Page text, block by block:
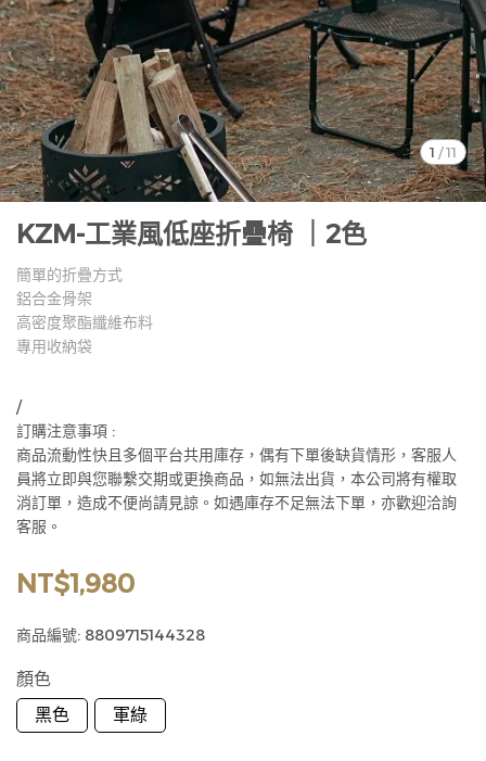
1 /11
KZM-工業風低座折疊椅 ｜2色
簡單的折疊方式
鋁合金骨架
高密度聚酯纖維布料
專用收納袋
/
訂購注意事項 :
商品流動性快且多個平台共用庫存，偶有下單後缺貨情形，客服人
員將立即與您聯繫交期或更換商品，如無法出貨，本公司將有權取
消訂單，造成不便尚請見諒。如遇庫存不足無法下單，亦歡迎洽詢
客服。
NT$1,980
商品編號: 8809715144328
顏色
黑色
軍綠